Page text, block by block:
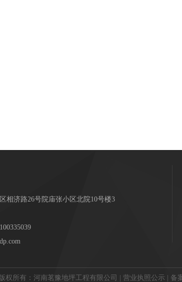
相济路26号院庙张小区北院10号楼3
版权所有：河南茗豫地坪工程有限公司 | 营业执照公示 | 备